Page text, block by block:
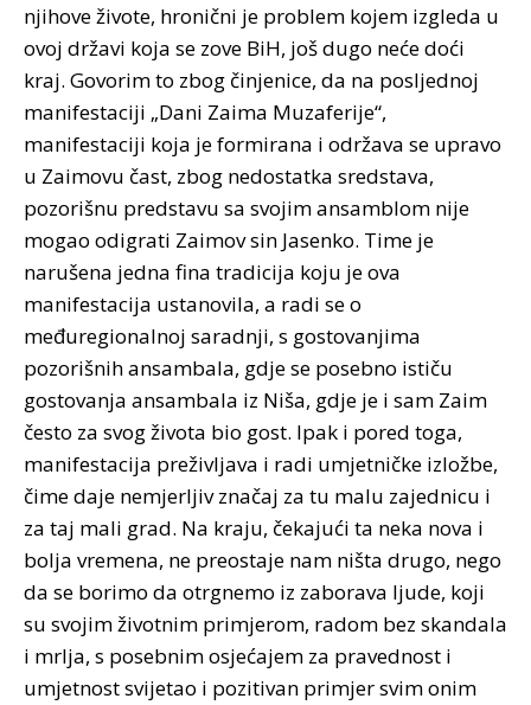
njihove živote, hronični je problem kojem izgleda u
ovoj državi koja se zove BiH, još dugo neće doći
kraj. Govorim to zbog činjenice, da na posljednoj
manifestaciji „Dani Zaima Muzaferije“,
manifestaciji koja je formirana i održava se upravo
u Zaimovu čast, zbog nedostatka sredstava,
pozorišnu predstavu sa svojim ansamblom nije
mogao odigrati Zaimov sin Jasenko. Time je
narušena jedna fina tradicija koju je ova
manifestacija ustanovila, a radi se o
međuregionalnoj saradnji, s gostovanjima
pozorišnih ansambala, gdje se posebno ističu
gostovanja ansambala iz Niša, gdje je i sam Zaim
često za svog života bio gost. Ipak i pored toga,
manifestacija preživljava i radi umjetničke izložbe,
čime daje nemjerljiv značaj za tu malu zajednicu i
za taj mali grad. Na kraju, čekajući ta neka nova i
bolja vremena, ne preostaje nam ništa drugo, nego
da se borimo da otrgnemo iz zaborava ljude, koji
su svojim životnim primjerom, radom bez skandala
i mrlja, s posebnim osjećajem za pravednost i
umjetnost svijetao i pozitivan primjer svim onim